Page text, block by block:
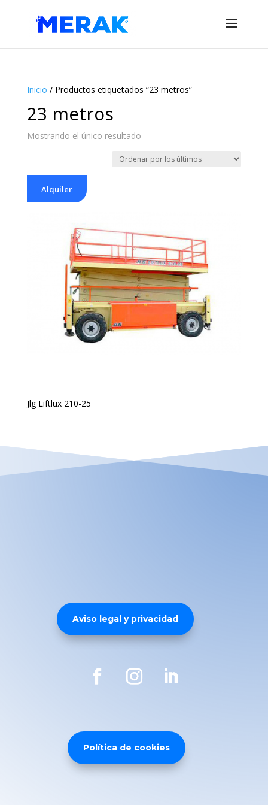
Inicio / Productos etiquetados “23 metros”
23 metros
Mostrando el único resultado
Alquiler
Jlg Liftlux 210-25
Aviso legal y privacidad
Política de cookies